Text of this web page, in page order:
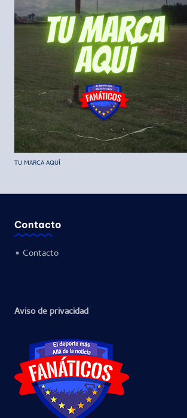
TU MARCA AQUÍ
Contacto
• Contacto
Aviso de privacidad